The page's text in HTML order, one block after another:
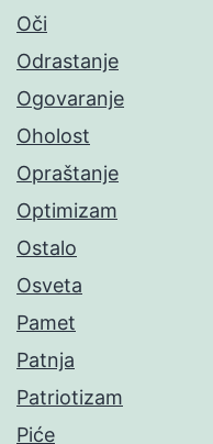
Oči
Odrastanje
Ogovaranje
Oholost
Opraštanje
Optimizam
Ostalo
Osveta
Pamet
Patnja
Patriotizam
Piće